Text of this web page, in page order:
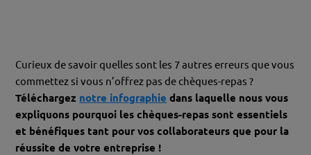
Curieux de savoir quelles sont les 7 autres erreurs que vous
commettez si vous n’offrez pas de chèques-repas ?
Téléchargez notre infographie dans laquelle nous vous
expliquons pourquoi les chèques-repas sont essentiels
et bénéfiques tant pour vos collaborateurs que pour la
réussite de votre entreprise !